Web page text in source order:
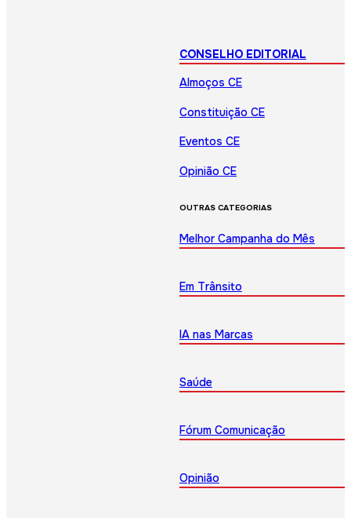
CONSELHO EDITORIAL
Almoços CE
Constituição CE
Eventos CE
Opinião CE
OUTRAS CATEGORIAS
Melhor Campanha do Mês
Em Trânsito
IA nas Marcas
Saúde
Fórum Comunicação
Opinião